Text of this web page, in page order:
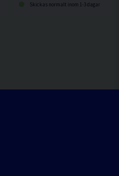
Skickas normalt inom 1-3 dagar